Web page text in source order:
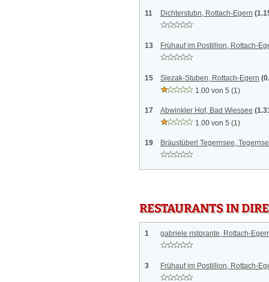
11 Dichterstubn, Rottach-Egern
13 Frühauf im Postillion, Rottach-
15 Slezak-Stuben, Rottach-Egern
1.00 von 5 (1)
17 Abwinkler Hof, Bad Wiessee
1.00 von 5 (1)
19 Bräustüberl Tegernsee,
RESTAURANTS IN
1 gabriele ristorante, Rottach-
3 Frühauf im Postillion, Rottach-